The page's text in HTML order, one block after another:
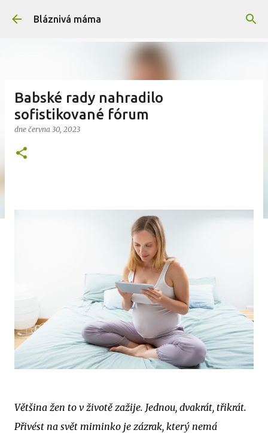
Přeskočit na hlavní obsah
Bláznivá máma
Babské rady nahradilo
sofistikované fórum
dne června 30, 2023
Většina žen to v životě zažije. Jednou, dvakrát, třikrát.
Přivést na svět miminko je zázrak, který nemá